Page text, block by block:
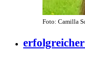
Foto: Camilla